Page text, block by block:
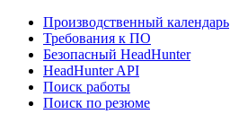
Производственный календарь
Требования к ПО
Безопасный HeadHunter
HeadHunter API
Поиск работы
Поиск по резюме